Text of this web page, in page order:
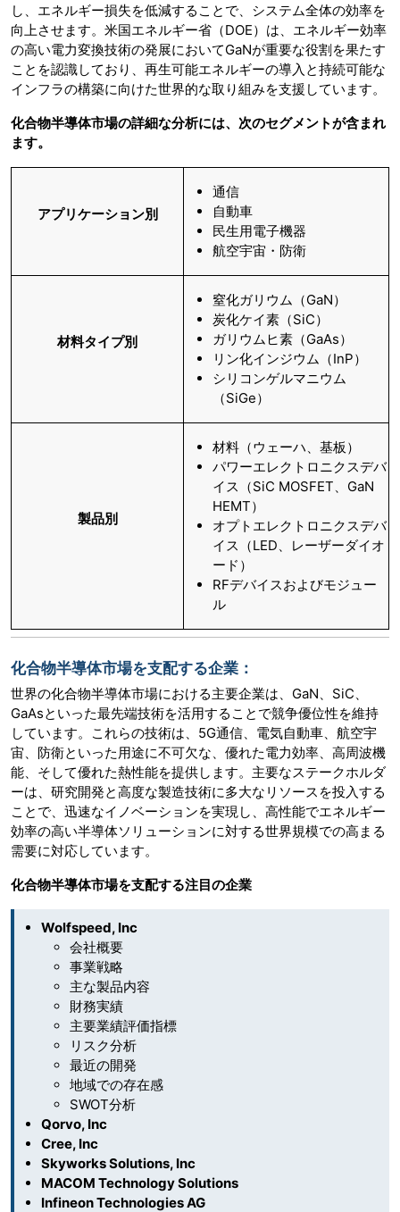
し、エネルギー損失を低減することで、システム全体の効率を
向上させます。米国エネルギー省（DOE）は、エネルギー効率
の高い電力変換技術の発展においてGaNが重要な役割を果たす
ことを認識しており、再生可能エネルギーの導入と持続可能な
インフラの構築に向けた世界的な取り組みを支援しています。
化合物半導体市場の詳細な分析には、次のセグメントが含まれ
ます。
アプリケーション別
通信
自動車
民生用電子機器
航空宇宙・防衛
材料タイプ別
窒化ガリウム（GaN）
炭化ケイ素（SiC）
ガリウムヒ素（GaAs）
リン化インジウム（InP）
シリコンゲルマニウム
（SiGe）
製品別
材料（ウェーハ、基板）
パワーエレクトロニクスデバ
イス（SiC MOSFET、GaN
HEMT）
オプトエレクトロニクスデバ
イス（LED、レーザーダイオ
ード）
RFデバイスおよびモジュー
ル
化合物半導体市場を支配する企業：
世界の化合物半導体市場における主要企業は、GaN、SiC、
GaAsといった最先端技術を活用することで競争優位性を維持
しています。これらの技術は、5G通信、電気自動車、航空宇
宙、防衛といった用途に不可欠な、優れた電力効率、高周波機
能、そして優れた熱性能を提供します。主要なステークホルダ
ーは、研究開発と高度な製造技術に多大なリソースを投入する
ことで、迅速なイノベーションを実現し、高性能でエネルギー
効率の高い半導体ソリューションに対する世界規模での高まる
需要に対応しています。
化合物半導体市場を支配する注目の企業
Wolfspeed, Inc
会社概要
事業戦略
主な製品内容
財務実績
主要業績評価指標
リスク分析
最近の開発
地域での存在感
SWOT分析
Qorvo, Inc
Cree, Inc
Skyworks Solutions, Inc
MACOM Technology Solutions
Infineon Technologies AG